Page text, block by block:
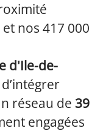
nos 417 000
d'Ile-de-
réseau de 39
engagées